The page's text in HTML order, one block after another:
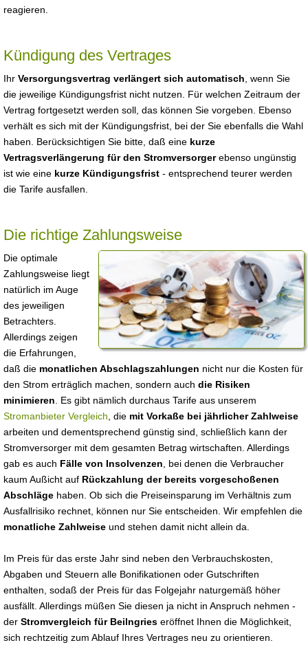
reagieren.
Kündigung des Vertrages
Ihr Versorgungsvertrag verlängert sich automatisch , wenn Sie
die jeweilige Kündigungsfrist nicht nutzen. Für welchen Zeitraum der
Vertrag fortgesetzt werden soll, das können Sie vorgeben. Ebenso
verhält es sich mit der Kündigungsfrist, bei der Sie ebenfalls die Wahl
haben. Berücksichtigen Sie bitte, daß eine kurze
Vertragsverlängerung für den Stromversorgerebenso ungünstig
ist wie eine kurze Kündigungsfrist - entsprechend teurer werden
die Tarife ausfallen.
Die richtige Zahlungsweise
Die optimale
Zahlungsweise liegt
natürlich im Auge
des jeweiligen
Betrachters.
Allerdings zeigen
die Erfahrungen,
daß die monatlichen Abschlagszahlungen nicht nur die Kosten für
den Strom erträglich machen, sondern auch die Risiken
minimieren . Es gibt nämlich durchaus Tarife aus unserem
Stromanbieter Vergleich , die mit Vorkaße bei jährlicher Zahlweise
arbeiten und dementsprechend günstig sind, schließlich kann der
Stromversorger mit dem gesamten Betrag wirtschaften. Allerdings
gab es auch Fälle von Insolvenzen , bei denen die Verbraucher
kaum Außicht auf Rückzahlung der bereits vorgeschoßenen
Abschläge haben. Ob sich die Preiseinsparung im Verhältnis zum
Ausfallrisiko rechnet, können nur Sie entscheiden. Wir empfehlen die
monatliche Zahlweise und stehen damit nicht allein da.
Im Preis für das erste Jahr sind neben den Verbrauchskosten,
Abgaben und Steuern alle Bonifikationen oder Gutschriften
enthalten, sodaß der Preis für das Folgejahr naturgemäß höher
ausfällt. Allerdings müßen Sie diesen ja nicht in Anspruch nehmen -
der Stromvergleich für Beilngries eröffnet Ihnen die Möglichkeit,
sich rechtzeitig zum Ablauf Ihres Vertrages neu zu orientieren.